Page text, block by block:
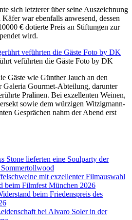
sich letzterer über seine Auszeichnung
war ebenfalls anwesend, dessen
€ dotierte Preis an Stiftungen zur
wird.
veführten die Gäste Foto by DK
Gäste wie Günther Jauch an den
Galeria Gourmet-Abteilung, darunter
Pralinen. Bei exzellenten Weinen,
sowie dem würzigen Witzigmann-
Gesprächen nahm der Abend erst
Stone lieferten eine Soulparty der
mit exzellenter Filmauswahl
beim Filmfest München 2026
beim Friedenspreis des
bei Alvaro Soler in der